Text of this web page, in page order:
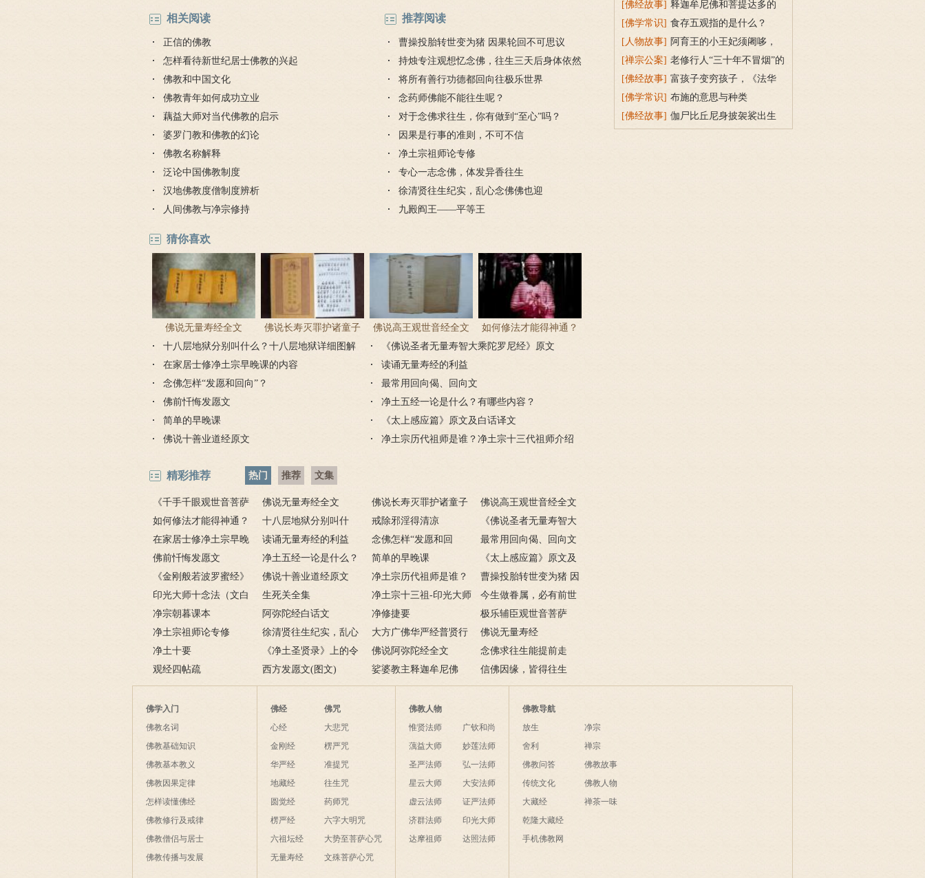
相关阅读
正信的佛教
怎样看待新世纪居士佛教的兴起
佛教和中国文化
佛教青年如何成功立业
藕益大师对当代佛教的启示
婆罗门教和佛教的幻论
佛教名称解释
泛论中国佛教制度
汉地佛教度僧制度辨析
人间佛教与净宗修持
推荐阅读
曹操投胎转世变为猪 因果轮回不可思议
持烛专注观想忆念佛，往生三天后身体依然
散发奇香
将所有善行功德都回向往极乐世界
念药师佛能不能往生呢？
对于念佛求往生，你有做到“至心”吗？
因果是行事的准则，不可不信
净土宗祖师论专修
专心一志念佛，体发异香往生
徐清贤往生纪实，乱心念佛佛也迎
九殿阎王——平等王
猜你喜欢
佛说无量寿经全文
佛说长寿灭罪护诸童子
陀罗尼经全文
佛说高王观世音经全文
如何修法才能得神通？
神通怎么修？
十八层地狱分别叫什么？十八层地狱详细图解
《佛说圣者无量寿智大乘陀罗尼经》原文
在家居士修净土宗早晚课的内容
读诵无量寿经的利益
念佛怎样“发愿和回向”？
最常用回向偈、回向文
佛前忏悔发愿文
净土五经一论是什么？有哪些内容？
简单的早晚课
《太上感应篇》原文及白话译文
佛说十善业道经原文
净土宗历代祖师是谁？净土宗十三代祖师介绍
精彩推荐 热门 推荐 文集
《千手千眼观世音菩萨
广大圆满无碍大悲心陀罗
尼经》原文
佛说无量寿经全文
佛说长寿灭罪护诸童子
陀罗尼经全文
佛说高王观世音经全文
如何修法才能得神通？
神通怎么修？
十八层地狱分别叫什
么？十八层地狱详细图
解
戒除邪淫得清凉
《佛说圣者无量寿智大
乘陀罗尼经》原文
在家居士修净土宗早晚
课的内容
读诵无量寿经的利益
念佛怎样“发愿和回
向”？
最常用回向偈、回向文
佛前忏悔发愿文
净土五经一论是什么？
有哪些内容？
简单的早晚课
《太上感应篇》原文及
白话译文
《金刚般若波罗蜜经》
全文
佛说十善业道经原文
净土宗历代祖师是谁？
净土宗十三代祖师介绍
曹操投胎转世变为猪 因
果轮回不可思议
印光大师十念法（文白
对照）
生死关全集
净土宗十三祖-印光大师
简介
今生做眷属，必有前世
因缘
净宗朝暮课本 阿弥陀经白话文 净修捷要
极乐辅臣观世音菩萨
净土宗祖师论专修
徐清贤往生纪实，乱心
念佛佛也迎
大方广佛华严经普贤行
愿品讲义
佛说无量寿经
净土十要
《净土圣贤录》上的令
人震撼的往生实例
佛说阿弥陀经全文
念佛求往生能提前走
吗？趁年轻先走可以
吗？
观经四帖疏 西方发愿文(图文) 娑婆教主释迦牟尼佛 信佛因缘，皆得往生
示
[佛经故事] 释迦牟尼佛和菩提达多的
双头鸟故事
[佛学常识] 食存五观指的是什么？
[人物故事] 阿育王的小王妃须阇哆，
持戒穿素服得宝珠
[禅宗公案] 老修行人“三十年不冒烟”的
故事
[佛经故事] 富孩子变穷孩子，《法华
经》穷子喻的故事
[佛学常识] 布施的意思与种类
[佛经故事] 伽尸比丘尼身披袈裟出生
佛学入门
佛教名词
佛教基础知识
佛教基本教义
佛教因果定律
怎样读懂佛经
佛教修行及戒律
佛教僧侣与居士
佛教传播与发展
佛经
心经
金刚经
华严经
地藏经
圆觉经
楞严经
六祖坛经
无量寿经
佛咒
大悲咒
楞严咒
准提咒
往生咒
药师咒
六字大明咒
大势至菩萨心咒
文殊菩萨心咒
佛教人物
惟贤法师
蕅益大师
圣严法师
星云大师
虚云法师
济群法师
达摩祖师
广钦和尚
妙莲法师
弘一法师
大安法师
证严法师
印光大师
达照法师
佛教导航
放生
舍利
佛教问答
传统文化
大藏经
乾隆大藏经
手机佛教网
净宗
禅宗
佛教故事
佛教人物
禅茶一味